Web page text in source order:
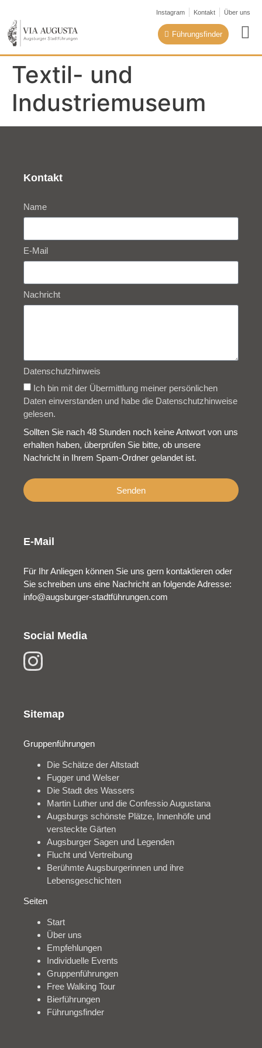
Instagram Kontakt Über uns
Führungsfinder
Textil- und
Industriemuseum
Kontakt
Name
E-Mail
Nachricht
Datenschutzhinweis
Ich bin mit der Übermittlung meiner persönlichen
Daten einverstanden und habe die Datenschutzhinweise
gelesen.
Sollten Sie nach 48 Stunden noch keine Antwort von uns
erhalten haben, überprüfen Sie bitte, ob unsere
Nachricht in Ihrem Spam-Ordner gelandet ist.
Senden
E-Mail
Für Ihr Anliegen können Sie uns gern kontaktieren oder
Sie schreiben uns eine Nachricht an folgende Adresse:
info@augsburger-stadtführungen.com
Social Media
Sitemap
Gruppenführungen
Die Schätze der Altstadt
Fugger und Welser
Die Stadt des Wassers
Martin Luther und die Confessio Augustana
Augsburgs schönste Plätze, Innenhöfe und
versteckte Gärten
Augsburger Sagen und Legenden
Flucht und Vertreibung
Berühmte Augsburgerinnen und ihre
Lebensgeschichten
Seiten
Start
Über uns
Empfehlungen
Individuelle Events
Gruppenführungen
Free Walking Tour
Bierführungen
Führungsfinder